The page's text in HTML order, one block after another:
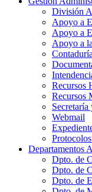
División
Apoyo a
Apoyo a
Apoyo a
Contaduría
Recursos
Recursos
Webmail
Departamentos
Dpto. de
Dpto. de
Dpto. de